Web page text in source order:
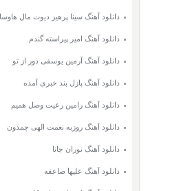
دانلود آهنگ سینا پرهیز دیوت مال هاوسا
دانلود آهنگ امیر پیراسته گندم
دانلود آهنگ آرمین یوسفی دور از تو
دانلود آهنگ پازل بند خبری آمده
دانلود آهنگ رامین رعیت وصل همیم
دانلود آهنگ روزبه نعمت الهی چمدون
دانلود آهنگ نوران جانا
دانلود آهنگ علیها صاعقه